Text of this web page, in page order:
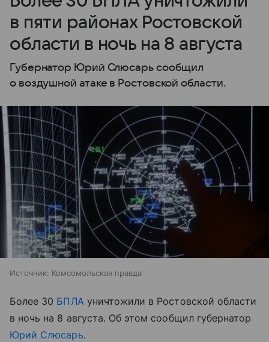
в пяти районах Ростовской
области в ночь на 8 августа
Губернатор Юрий Слюсарь сообщил
о воздушной атаке в Ростовской области.
Источник: Комсомольская правда
Более 30 БПЛАуничтожили в Ростовской области
в ночь на 8 августа. Об этом сообщил губернатор
Юрий Слюсарь.